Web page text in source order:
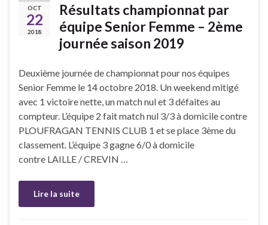
OCT
22
2018
Résultats championnat par
équipe Senior Femme – 2ème
journée saison 2019
Deuxième journée de championnat pour nos équipes
Senior Femme le 14 octobre 2018. Un weekend mitigé
avec 1 victoire nette, un match nul et 3 défaites au
compteur. L’équipe 2 fait match nul 3/3 à domicile contre
PLOUFRAGAN TENNIS CLUB 1 et se place 3ème du
classement. L’équipe 3 gagne 6/0 à domicile
contre LAILLE / CREVIN …
Lire la suite